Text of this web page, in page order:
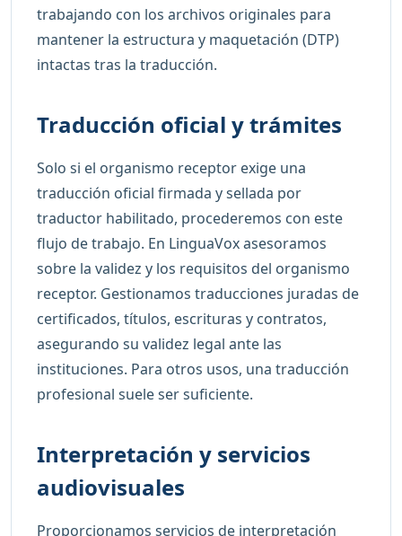
trabajando con los archivos originales para
mantener la estructura y maquetación (DTP)
intactas tras la traducción.
Traducción oficial y trámites
Solo si el organismo receptor exige una
traducción oficial firmada y sellada por
traductor habilitado, procederemos con este
flujo de trabajo. En LinguaVox asesoramos
sobre la validez y los requisitos del organismo
receptor. Gestionamos traducciones juradas de
certificados, títulos, escrituras y contratos,
asegurando su validez legal ante las
instituciones. Para otros usos, una traducción
profesional suele ser suficiente.
Interpretación y servicios
audiovisuales
Proporcionamos servicios de interpretación